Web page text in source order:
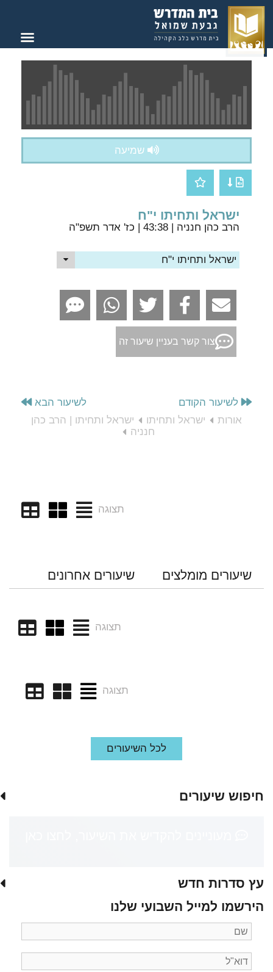
שמיעה
ישראל ותחיתו י"ח
הרב כהן חנניה | 43:38 | כז' אדר תשפ"ה
ישראל ותחיתו י"ח
צור קשר בעניין שיעור זה
לשיעור הקודם
לשיעור הבא
אורות
ישראל ותחיתו
ישראל ותחיתו | הרב כהן
חנניה
תצוגה
שיעורים מומלצים שיעורים אחרונים
תצוגה
תצוגה
לכל השיעורים
חיפוש שיעורים
עץ סדרות חדש
הירשמו למייל השבועי שלנו